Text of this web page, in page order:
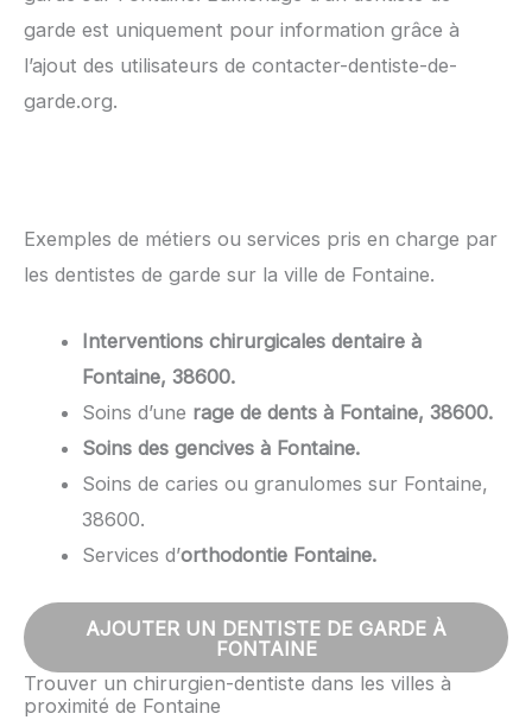
garde est uniquement pour information grâce à
l’ajout des utilisateurs de contacter-dentiste-de-
garde.org.
Exemples de métiers ou services pris en charge par
les dentistes de garde sur la ville de Fontaine.
Interventions chirurgicales dentaire à
Fontaine, 38600.
Soins d’une rage de dents à Fontaine, 38600.
Soins des gencives à Fontaine.
Soins de caries ou granulomes sur Fontaine,
38600.
Services d’orthodontie Fontaine.
AJOUTER UN DENTISTE DE GARDE À
FONTAINE
Trouver un chirurgien-dentiste dans les villes à
proximité de Fontaine